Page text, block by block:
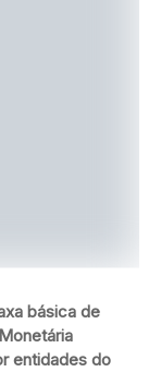
básica de
entidades do